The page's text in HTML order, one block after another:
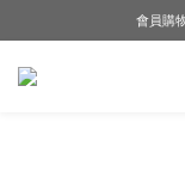
LINE
會員購